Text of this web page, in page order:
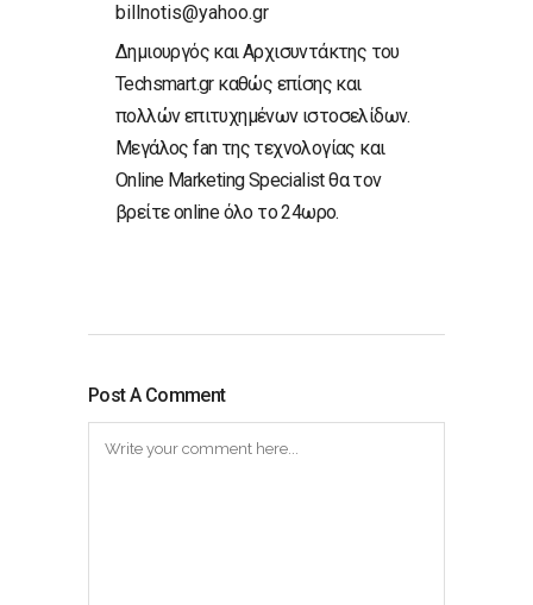
billnotis@yahoo.gr
Δημιουργός και Αρχισυντάκτης του
Techsmart.gr καθώς επίσης και
πολλών επιτυχημένων ιστοσελίδων.
Μεγάλος fan της τεχνολογίας και
Online Marketing Specialist θα τον
βρείτε online όλο το 24ωρο.
Post A Comment